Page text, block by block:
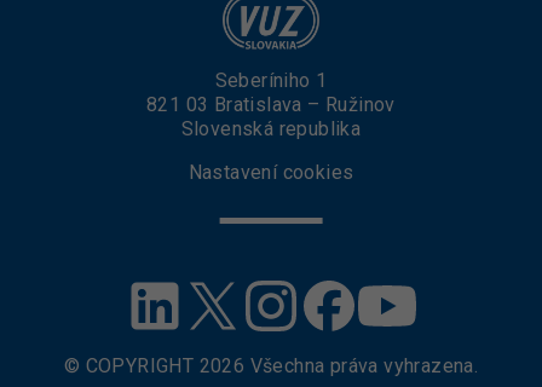
© COPYRIGHT 2026 Všechna práva vyhrazena.
Seberíniho 1
821 03 Bratislava – Ružinov
Slovenská republika
Nastavení cookies